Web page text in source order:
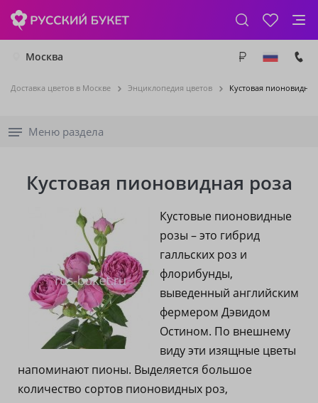
Москва
Доставка цветов в Москве Энциклопедия цветов Кустовая
Меню раздела
Кустовая пионовидная роза
Кустовые пионовидные
розы – это гибрид
галльских роз и
флорибунды,
выведенный английским
фермером Дэвидом
Остином. По внешнему
виду эти изящные цветы
напоминают пионы. Выделяется большое
количество сортов пионовидных роз,